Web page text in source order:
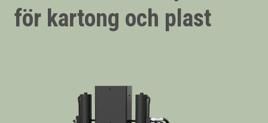
Webbshop
Kundcase
för kartong och plast